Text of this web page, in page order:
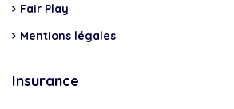
Fair Play
Mentions légales
Insurance